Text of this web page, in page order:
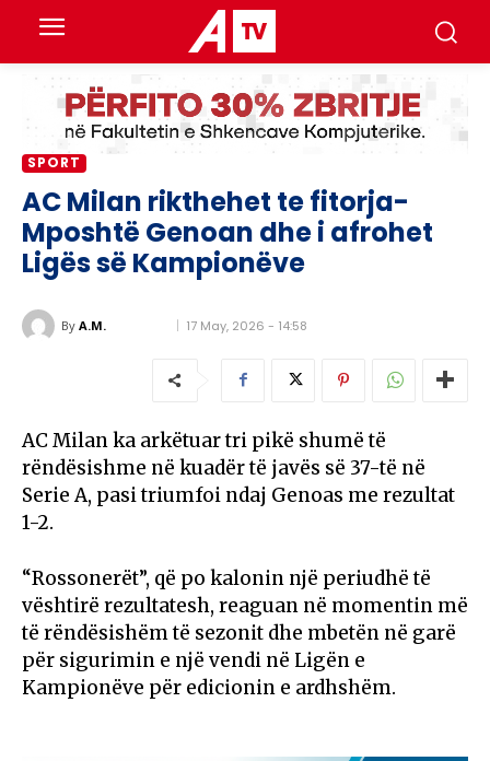
SPORT
AC Milan rikthehet te fitorja-
Mposhtë Genoan dhe i afrohet
Ligës së Kampionëve
By A.M. 17 May, 2026 - 14:58
AC Milan ka arkëtuar tri pikë shumë të
rëndësishme në kuadër të javës së 37-të në
Serie A, pasi triumfoi ndaj Genoas me rezultat
1-2.
“Rossonerët”, që po kalonin një periudhë të
vështirë rezultatesh, reaguan në momentin më
të rëndësishëm të sezonit dhe mbetën në garë
për sigurimin e një vendi në Ligën e
Kampionëve për edicionin e ardhshëm.